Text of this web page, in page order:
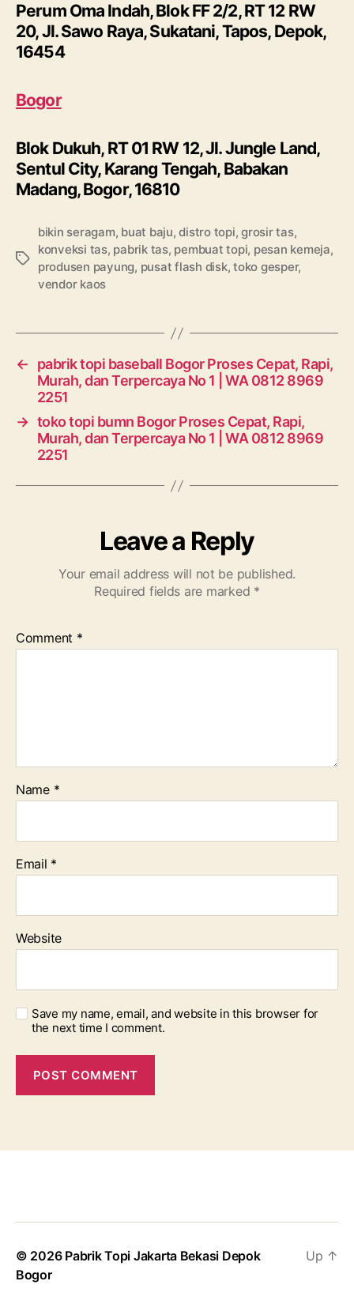
Perum Oma Indah, Blok FF 2/2, RT 12 RW
20, Jl. Sawo Raya, Sukatani, Tapos, Depok,
16454
Bogor
Blok Dukuh, RT 01 RW 12, Jl. Jungle Land,
Sentul City, Karang Tengah, Babakan
Madang, Bogor, 16810
Tags
bikin seragam, buat baju,distro topi,grosir tas,
konveksi tas, pabrik tas, pembuat topi, pesan kemeja,
produsen payung, pusat flash disk,toko gesper,
vendor kaos
←
pabrik topi baseball Bogor Proses Cepat, Rapi,
Murah, dan Terpercaya No 1 | WA 0812 8969
2251
→ toko topi bumn Bogor Proses Cepat, Rapi,
Murah, dan Terpercaya No 1 | WA 0812 8969
2251
Leave a Reply
Your email address will not be published.
Required fields are marked *
Comment *
Name *
Email *
Website
Save my name, email, and website in this browser for
the next time I comment.
© 2026 Pabrik Topi Jakarta Bekasi Depok
Bogor
Up ↑